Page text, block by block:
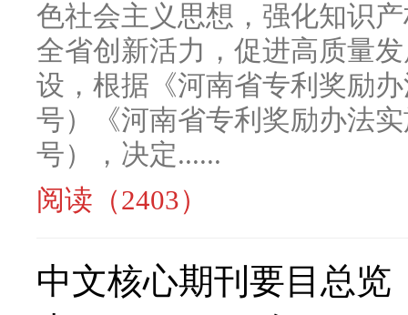
色社会主义思想，强化知识
全省创新活力，促进高质量
设，根据《河南省专利奖励
号）《河南省专利奖励办法
号），决定......
阅读（2403）
中文核心期刊要目总览